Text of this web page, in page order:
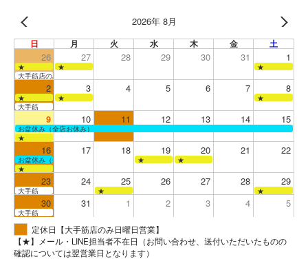
2026年 8月
日 月 火 水 木 金 土
26 27 28 29 30 31 1
★ ★
★
大手筋店のみ営業
2 3 4 5 6 7 8
★ ★
★
大手筋
9 10 11 12 13 14 15
お盆休み（全店お休み）
★
16 17 18 19 20 21 22
お盆休み（全店お休み） ★
★
★
23 24 25 26 27 28 29
大手筋 ★ ★
30 31 1 2 3 4 5
大手筋
定休日【大手筋店のみ日曜日営業】
【★】メール・LINE担当者不在日（お問い合わせ、送付いただいたものの
確認については翌営業日となります）